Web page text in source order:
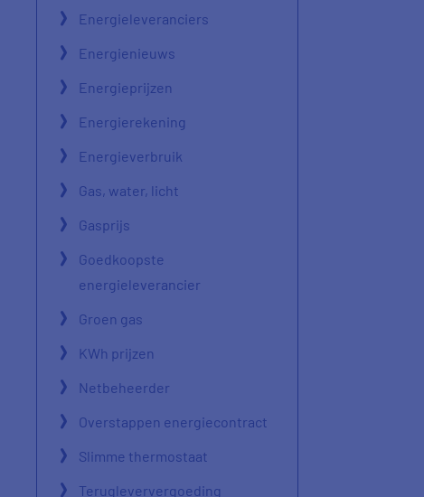
Energieleveranciers
Energienieuws
Energieprijzen
Energierekening
Energieverbruik
Gas, water, licht
Gasprijs
Goedkoopste
energieleverancier
Groen gas
KWh prijzen
Netbeheerder
Overstappen energiecontract
Slimme thermostaat
Terugleververgoeding